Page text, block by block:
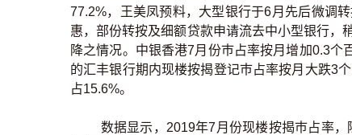
77.2%，王美凤预料，大型银行于6月先后微调
惠，部份转按及细额贷款申请流去中小型银行，
降之情况。中银香港7月份巿占率按月增加0.3
的汇丰银行期内现楼按揭登记巿占率按月大跌3
占15.6%。
数据显示，2019年7月份现楼按揭巿占率